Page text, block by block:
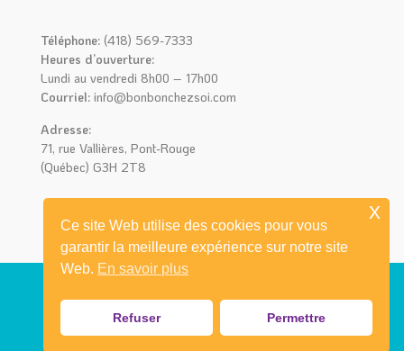
Téléphone:(418) 569-7333
Heures d’ouverture:
Lundi au vendredi 8h00 – 17h00
Courriel:info@bonbonchezsoi.com
Adresse:
71, rue Vallières, Pont-Rouge
(Québec) G3H 2T8
Ce site Web utilise des cookies pour vous
garantir la meilleure expérience sur notre site
Web. En savoir plus
Refuser Permettre
x